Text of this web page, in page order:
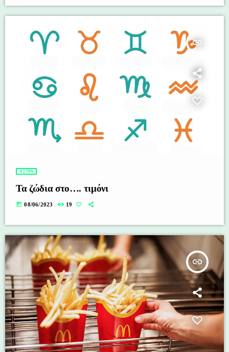
insert_link
ΑΣΤΡΑ
Τα ζώδια στο…. τιμόνι
today 08/06/2023 19
insert_link